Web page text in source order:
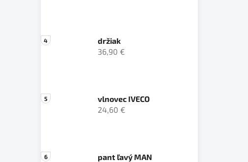
držiak
36,90 €
vlnovec IVECO
24,60 €
pant ľavý MAN